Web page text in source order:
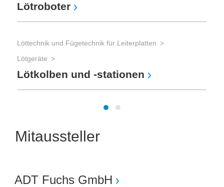
Lötroboter
Löttechnik und Fügetechnik für Leiterplatten
Lötgeräte
Lötkolben und -stationen
Mitaussteller
ADT Fuchs GmbH